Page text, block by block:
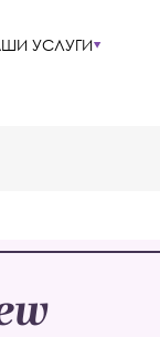
УСЛУГИ